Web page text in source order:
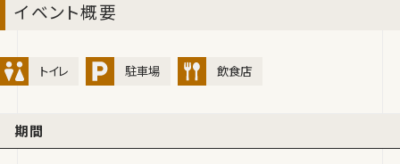
イベント概要
トイレ 駐車場 飲食店
期間